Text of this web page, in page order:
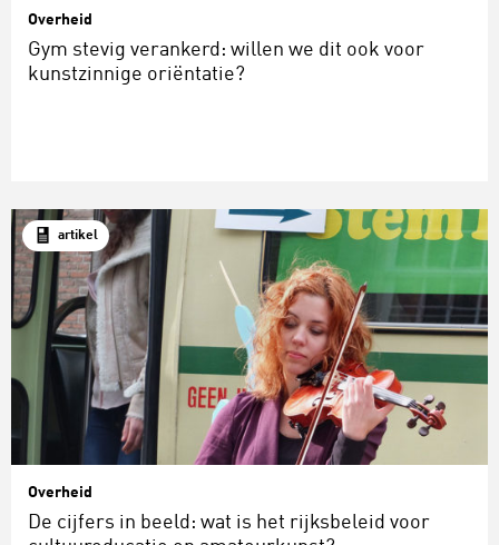
Overheid
Gym stevig verankerd: willen we dit ook voor
kunstzinnige oriëntatie?
artikel
Overheid
De cijfers in beeld: wat is het rijksbeleid voor